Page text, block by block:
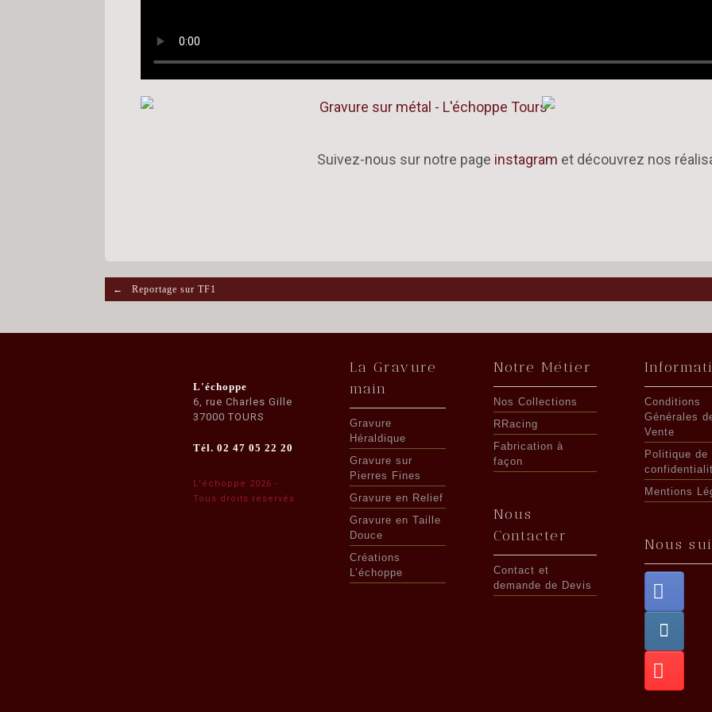
Suivez-nous sur notre page instagram et découvrez nos
Post navigation
← Reportage sur TF1
L'échoppe
6, rue Charles Gille
37000 TOURS
Tél. 02 47 05 22 20
L'échoppe 2026 -
Tous droits réservés
La Gravure
main
Gravure
Héraldique
Gravure sur
Pierres Fines
Gravure en Relief
Gravure en Taille
Douce
Créations
L’échoppe
Notre Métier
Nos Collections
RRacing
Fabrication à
façon
Nous
Contacter
Contact et
demande de Devis
Conditions
Générales
Vente
Politique de
Mentions
Nous